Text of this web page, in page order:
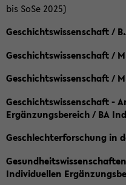
bis SoSe 2025)
Geschichtswissenschaft /
Geschichtswissenschaft /
Geschichtswissenschaft /
Geschichtswissenschaft -
Ergänzungsbereich / BA
Geschlechterforschung in
Individuellen